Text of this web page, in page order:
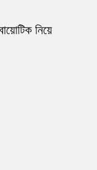
নিয়ে